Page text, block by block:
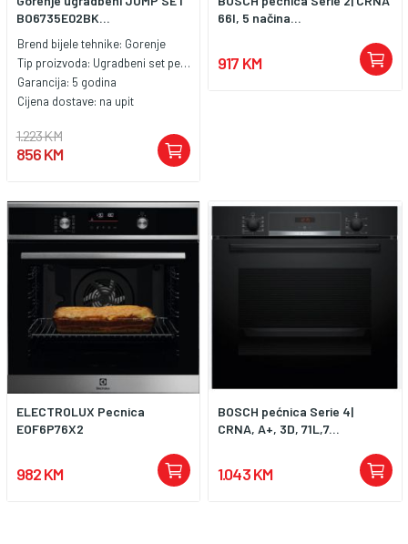
BO6735E02BK...
Brend bijele tehnike: Gorenje
Tip proizvoda: Ugradbeni set pećnica i ploća
Garancija: 5 godina
Cijena dostave: na upit
1.223 KM
856 KM
66l, 5 načina...
917 KM
ELECTROLUX Pecnica
EOF6P76X2
982 KM
BOSCH pećnica Serie 4|
CRNA, A+, 3D, 71L,7...
1.043 KM